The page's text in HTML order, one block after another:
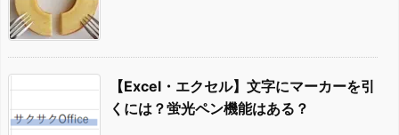
【Excel・エクセル】文字にマーカーを引
くには？蛍光ペン機能はある？